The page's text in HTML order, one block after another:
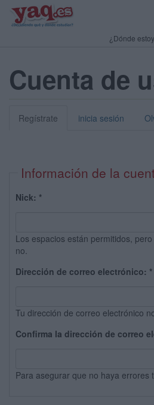
¿Dónde
Cuenta de
Regístrate inicia sesión
Información de la
Nick: *
Los espacios están permitidos,
no.
Dirección de correo electrónico: *
Tu dirección de correo electrónico
Confirma la dirección de correo
Para asegurar que no haya errores